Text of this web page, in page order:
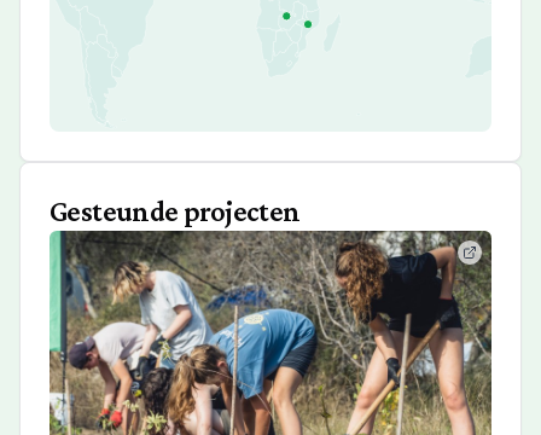
Gesteunde projecten